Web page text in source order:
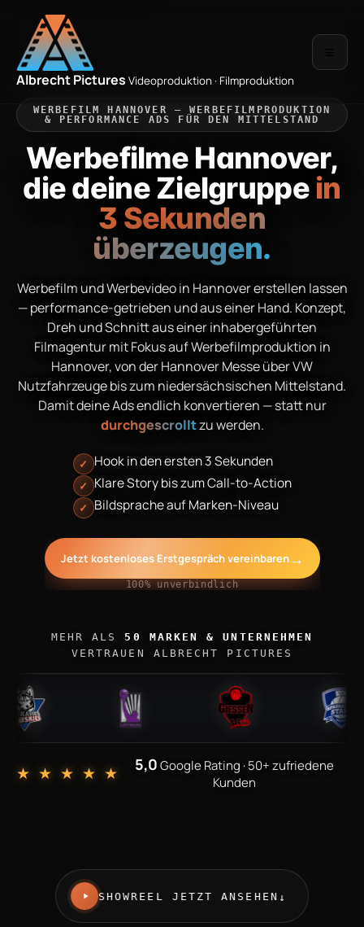
Albrecht Pictures Videoproduktion · Filmproduktion
SHOWREEL JETZT ANSEHEN ↓
WERBEFILM HANNOVER — WERBEFILMPRODUKTION
& PERFORMANCE ADS FÜR DEN MITTELSTAND
Werbefilme Hannover,
die deine Zielgruppe in
3 Sekunden
überzeugen.
Werbefilm und Werbevideo in Hannover erstellen lassen
— performance-getrieben und aus einer Hand. Konzept,
Dreh und Schnitt aus einer inhabergeführten
Filmagentur mit Fokus auf Werbefilmproduktion in
Hannover, von der Hannover Messe über VW
Nutzfahrzeuge bis zum niedersächsischen Mittelstand.
Damit deine Ads endlich konvertieren — statt nur
durchgescrolltzu werden.
✓ Hook in den ersten 3 Sekunden
✓ Klare Story bis zum Call-to-Action
✓ Bildsprache auf Marken-Niveau
Jetzt kostenloses Erstgespräch vereinbaren→
100% unverbindlich
MEHR ALS 50 MARKEN & UNTERNEHMEN
VERTRAUEN ALBRECHT PICTURES
★ ★ ★ ★ ★ 5,0Google Rating · 50+ zufriedene
Kunden